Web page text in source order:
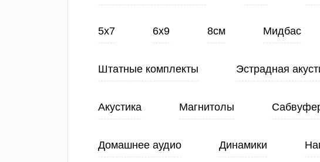
5х7 6х9 8см Мидбас
Штатные комплекты Эстрадная
Акустика Магнитолы
Домашнее аудио Динамики